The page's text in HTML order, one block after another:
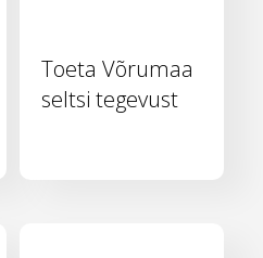
Toeta Võrumaa
seltsi tegevust